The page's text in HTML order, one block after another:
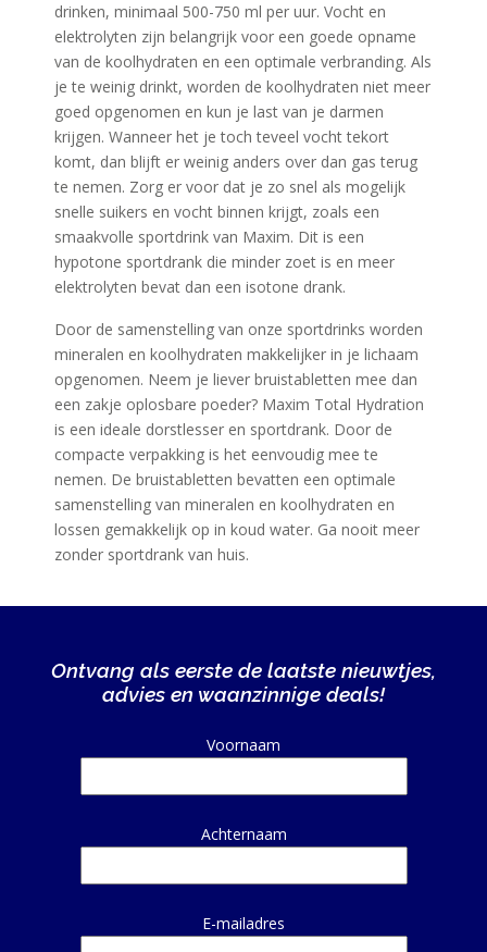
drinken, minimaal 500-750 ml per uur. Vocht en
elektrolyten zijn belangrijk voor een goede opname
van de koolhydraten en een optimale verbranding. Als
je te weinig drinkt, worden de koolhydraten niet meer
goed opgenomen en kun je last van je darmen
krijgen. Wanneer het je toch teveel vocht tekort
komt, dan blijft er weinig anders over dan gas terug
te nemen. Zorg er voor dat je zo snel als mogelijk
snelle suikers en vocht binnen krijgt, zoals een
smaakvolle sportdrink van Maxim. Dit is een
hypotone sportdrank die minder zoet is en meer
elektrolyten bevat dan een isotone drank.
Door de samenstelling van onze sportdrinks worden
mineralen en koolhydraten makkelijker in je lichaam
opgenomen. Neem je liever bruistabletten mee dan
een zakje oplosbare poeder? Maxim Total Hydration
is een ideale dorstlesser en sportdrank. Door de
compacte verpakking is het eenvoudig mee te
nemen. De bruistabletten bevatten een optimale
samenstelling van mineralen en koolhydraten en
lossen gemakkelijk op in koud water. Ga nooit meer
zonder sportdrank van huis.
Ontvang als eerste de laatste nieuwtjes,
advies en waanzinnige deals!
Voornaam
Achternaam
E-mailadres
Alternative: